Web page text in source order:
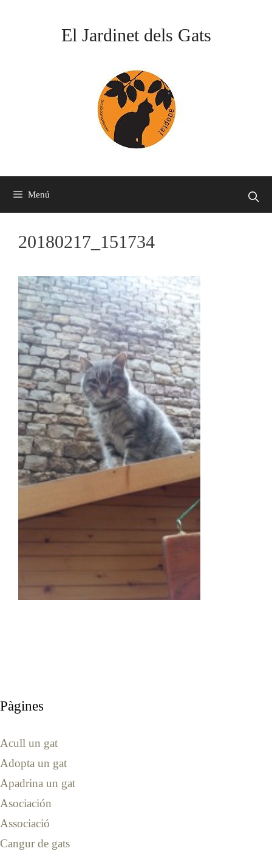
El Jardinet dels Gats
Menú
20180217_151734
Pàgines
Acull un gat
Adopta un gat
Apadrina un gat
Asociación
Associació
Cangur de gats